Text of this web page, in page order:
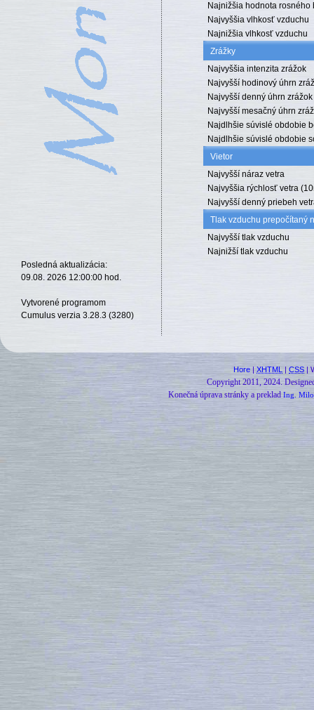
Najnižšia hodnota rosného
Najvyššia vlhkosť vzduchu
Najnižšia vlhkosť vzduchu
Zrážky
Najvyššia intenzita zrážok
Najvyšší hodinový úhrn
Najvyšší denný úhrn zrážok
Najvyšší mesačný úhrn
Najdlhšie súvislé obdobie
Najdlhšie súvislé obdobie
Vietor
Najvyšší náraz vetra
Najvyššia rýchlosť vetra
Najvyšší denný priebeh
Tlak vzduchu prepočítaný
Najvyšší tlak vzduchu
Najnižší tlak vzduchu
Posledná aktualizácia:
09.08. 2026 12:00:00 hod.
Vytvorené programom
Cumulus verzia 3.28.3 (3280)
Hore |XHTML |CSS |
Copyright 2011, 2024.
Konečná úprava stránky a prekladIng.